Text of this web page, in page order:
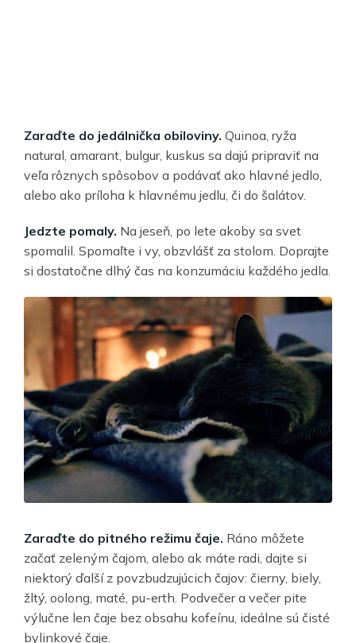
Zaraďte do jedálnička obiloviny. Quinoa, ryža
natural, amarant, bulgur, kuskus sa dajú pripraviť na
veľa rôznych spôsobov a podávať ako hlavné jedlo,
alebo ako príloha k hlavnému jedlu, či do šalátov.
Jedzte pomaly. Na jeseň, po lete akoby sa svet
spomalil. Spomaľte i vy, obzvlášť za stolom. Doprajte
si dostatočne dlhý čas na konzumáciu každého jedla.
Zaraďte do pitného režimu čaje. Ráno môžete
začať zeleným čajom, alebo ak máte radi, dajte si
niektorý ďalší z povzbudzujúcich čajov: čierny, biely,
žltý, oolong, maté, pu-erth. Podvečer a večer pite
výlučne len čaje bez obsahu kofeínu, ideálne sú čisté
bylinkové čaje.